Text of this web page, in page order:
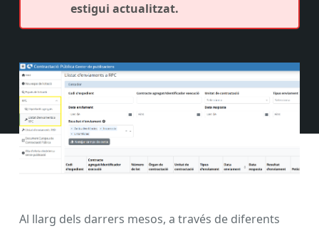
estigui actualitzat.
Al llarg dels darrers mesos, a través de diferents